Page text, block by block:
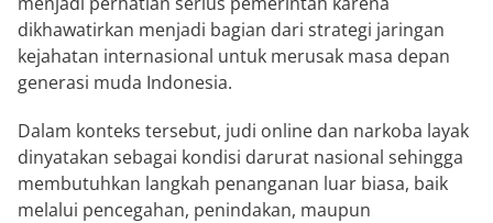
dikhawatirkan menjadi bagian dari strategi jaringan
kejahatan internasional untuk merusak masa depan
generasi muda Indonesia.
Dalam konteks tersebut, judi online dan narkoba layak
dinyatakan sebagai kondisi darurat nasional sehingga
membutuhkan langkah penanganan luar biasa, baik
melalui pencegahan, penindakan, maupun